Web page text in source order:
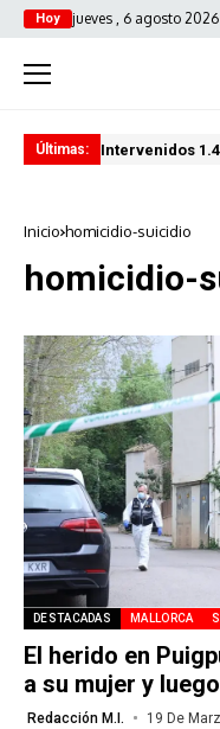
Hoy jueves , 6 agosto 2026
Últimas: Intervenidos
Inicio homicidio-suicidio
homicidio-
DESTACADAS MALLORCA
El herido en
a su mujer y
Redacción M.I. 19 De